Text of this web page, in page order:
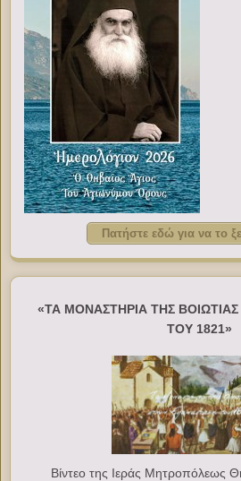
Πατήστε εδώ για να το
«ΤΑ ΜΟΝΑΣΤΗΡΙΑ ΤΗΣ
ΤΟΥ 1821»
Βίντεο της Ιεράς Μητροπόλεως